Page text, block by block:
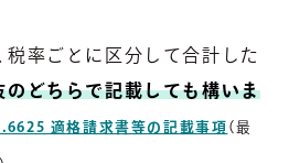
税率ごとに区分して合計した
のどちらで記載しても構いま
適格請求書等の記載事項 （最